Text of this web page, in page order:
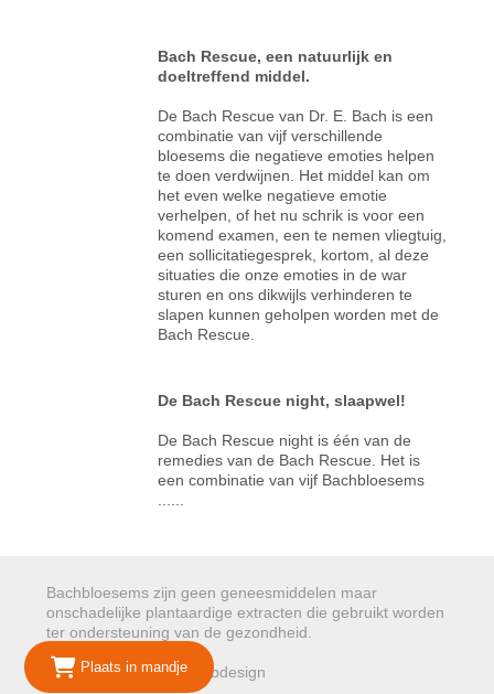
Plaats in mandje
Bach Rescue, een natuurlijk en
doeltreffend middel.
De Bach Rescue van Dr. E. Bach is een
combinatie van vijf verschillende
bloesems die negatieve emoties helpen
te doen verdwijnen. Het middel kan om
het even welke negatieve emotie
verhelpen, of het nu schrik is voor een
komend examen, een te nemen vliegtuig,
een sollicitatiegesprek, kortom, al deze
situaties die onze emoties in de war
sturen en ons dikwijls verhinderen te
slapen kunnen geholpen worden met de
Bach Rescue.
De Bach Rescue night, slaapwel!
De Bach Rescue night is één van de
remedies van de Bach Rescue. Het is
een combinatie van vijf Bachbloesems
Bachbloesems zijn geen geneesmiddelen maar
onschadelijke plantaardige extracten die gebruikt worden
ter ondersteuning van de gezondheid.
© 2026 Mariepure - Webdesign